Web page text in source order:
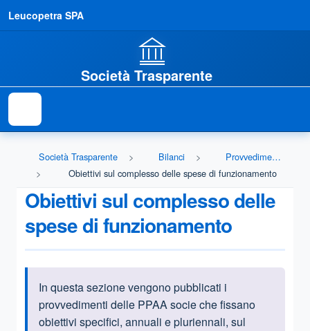
Leucopetra SPA
Società Trasparente
Società Trasparente Bilanci
Provvedimenti delle società in controllo pubblico
Obiettivi sul complesso delle spese di funzionamento
Obiettivi sul complesso delle
spese di funzionamento
Informazioni introduttive
In questa sezione vengono pubblicati i
provvedimenti delle PPAA socie che fissano
obiettivi specifici, annuali e pluriennali, sul